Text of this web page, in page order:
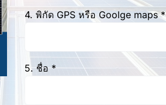
4. พิกัด GPS หรือ Goolge maps *
5. ชื่อ *